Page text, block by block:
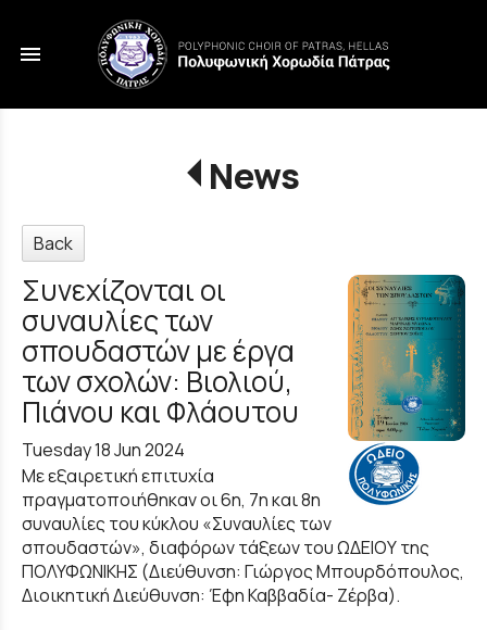
menu
News
Back
Συνεχίζονται οι
συναυλίες των
σπουδαστών με έργα
των σχολών: Βιολιού,
Πιάνου και Φλάουτου
Tuesday 18 Jun 2024
Με εξαιρετική επιτυχία
πραγματοποιήθηκαν οι 6η, 7η και 8η
συναυλίες του κύκλου «Συναυλίες των
σπουδαστών», διαφόρων τάξεων του ΩΔΕΙΟΥ της
ΠΟΛΥΦΩΝΙΚΗΣ (Διεύθυνση: Γιώργος Μπουρδόπουλος,
Διοικητική Διεύθυνση: Έφη Καββαδία- Ζέρβα).